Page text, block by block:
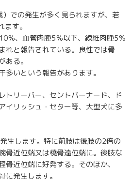
での発生が多く見られますが、若
す。
％、血管肉腫5％以下、線維肉腫5％
れと報告されている。良性では骨
ある。
多いという報告があります。
トリーバー、セントバーナード、ド
イリッシュ・セター等、大型犬に多
生します。特に前肢は後肢の2倍の
骨近位端又は橈骨遠位端に。後肢な
骨近位端に好発する。そのほか、
に発生します。